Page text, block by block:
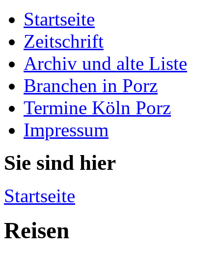
Startseite
Zeitschrift
Archiv und alte Liste
Branchen in Porz
Termine Köln Porz
Impressum
Sie sind hier
Startseite
Reisen